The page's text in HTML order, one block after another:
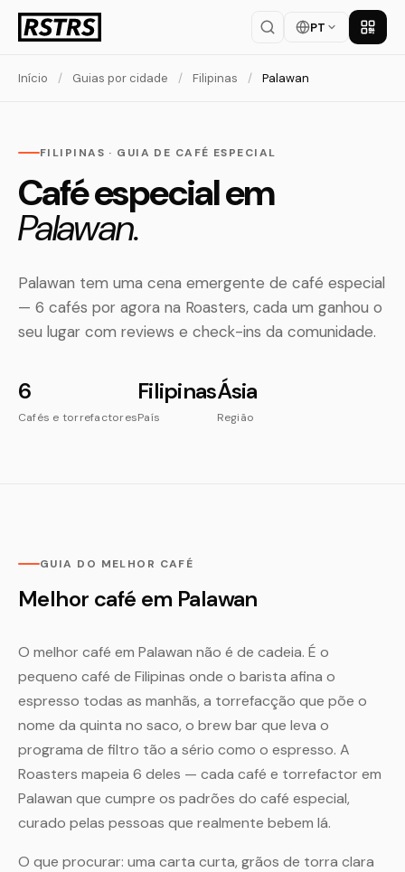
PT Baixar
Início / Guias por cidade / Filipinas / Palawan
FILIPINAS · GUIA DE CAFÉ ESPECIAL
Café especial em
Palawan.
Palawan tem uma cena emergente de café especial
— 6 cafés por agora na Roasters, cada um ganhou o
seu lugar com reviews e check-ins da comunidade.
6
Cafés e torrefactores
Filipinas
País
Ásia
Região
GUIA DO MELHOR CAFÉ
Melhor café em Palawan
O melhor café em Palawan não é de cadeia. É o
pequeno café de Filipinas onde o barista afina o
espresso todas as manhãs, a torrefacção que põe o
nome da quinta no saco, o brew bar que leva o
programa de filtro tão a sério como o espresso. A
Roasters mapeia 6 deles — cada café e torrefactor em
Palawan que cumpre os padrões do café especial,
curado pelas pessoas que realmente bebem lá.
O que procurar: uma carta curta, grãos de torra clara